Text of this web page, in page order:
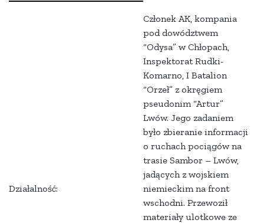
Działalność:
Członek AK, kompania
pod dowództwem
“Odysa” w Chłopach,
Inspektorat Rudki-
Komarno, I Batalion
“Orzeł” z okręgiem
pseudonim “Artur”
Lwów. Jego zadaniem
było zbieranie informacji
o ruchach pociągów na
trasie Sambor – Lwów,
jadących z wojskiem
niemieckim na front
wschodni. Przewoził
materiały ulotkowe ze